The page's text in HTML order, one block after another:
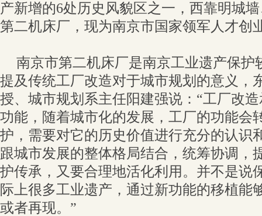
产新增的6处历史风貌区之一，西靠明城
第二机床厂，现为南京市国家领军人才创
南京市第二机床厂是南京工业遗产保护
提及传统工厂改造对于城市规划的意义，
授、城市规划系主任阳建强说：“工厂改
功能，随着城市化的发展，工厂的功能会
护，需要对它的历史价值进行充分的认识
跟城市发展的整体格局结合，统筹协调，
护传承，又要合理地活化利用。并不是说
际上很多工业遗产，通过新功能的移植能
或者再现。”